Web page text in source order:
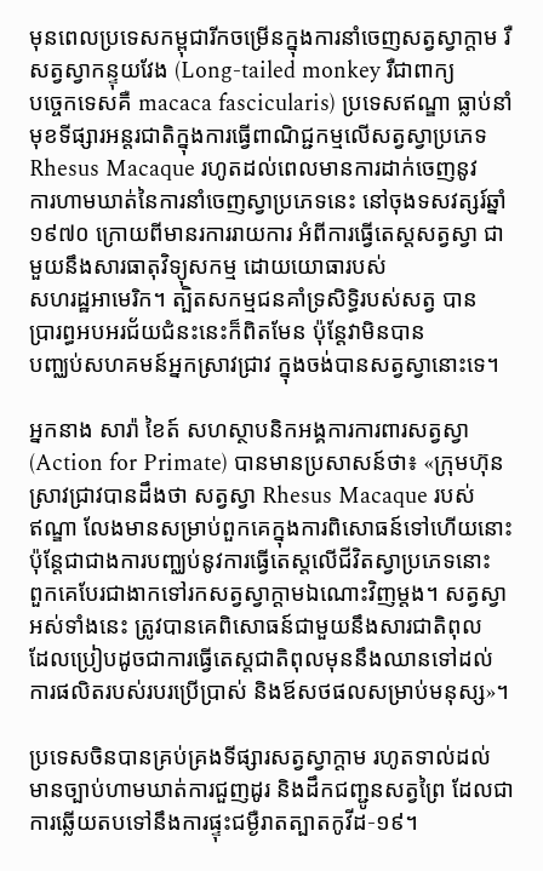
មុនពេលប្រទេសកម្ពុជារីកចម្រើនក្នុងការនាំចេញសត្វស្វាក្តាម រឺ
សត្វស្វាកន្ទុយវែង (Long-tailed monkey រឺជាពាក្យ
បច្ចេកទេសគឺ macaca fascicularis) ប្រទេសឥណ្ឌា ធ្លាប់នាំ
មុខទីផ្សារអន្តរជាតិក្នុងការធ្វើពាណិជ្ជកម្មលើសត្វស្វាប្រភេទ
Rhesus Macaque រហូតដល់ពេលមានការដាក់ចេញនូវ
ការហាមឃាត់នៃការនាំចេញស្វាប្រភេទនេះ នៅចុងទសវត្សរ៍ឆ្នាំ
១៩៧០ ក្រោយពីមានរការរាយការ អំពីការធ្វើតេស្តសត្វស្វា ជា
មួយនឹងសារធាតុវិទ្យុសកម្ម ដោយយោធារបស់
សហរដ្ឋអាមេរិក។ ត្បិតសកម្មជនគាំទ្រសិទ្ធិរបស់សត្វ បាន
ប្រារព្ធអបអរជ័យជំនះនេះក៏ពិតមែន ប៉ុន្តែវាមិនបាន
បញ្ឈប់សហគមន៍អ្នកស្រាវជ្រាវ ក្នុងចង់បានសត្វស្វានោះទេ។
អ្នកនាង សារ៉ា ខៃត៍ សហស្ថាបនិកអង្គការការពារសត្វស្វា
(Action for Primate) បានមានប្រសាសន៍ថា៖ «ក្រុមហ៊ុន
ស្រាវជ្រាវបានដឹងថា សត្វស្វា Rhesus Macaque របស់
ឥណ្ឌា លែងមានសម្រាប់ពួកគេក្នុងការពិសោធន៍ទៅហើយនោះ
ប៉ុន្តែជាជាងការបញ្ឈប់នូវការធ្វើតេស្តលើជីវិតស្វាប្រភេទនោះ
ពួកគេបែរជាងាកទៅរកសត្វស្វាក្តាមឯណោះវិញម្តង។ សត្វស្វា
អស់ទាំងនេះ ត្រូវបានគេពិសោធន៍ជាមួយនឹងសារជាតិពុល
ដែលប្រៀបដូចជាការធ្វើតេស្តជាតិពុលមុននឹងឈានទៅដល់
ការផលិតរបស់របរប្រើប្រាស់ និងឪសថផលសម្រាប់មនុស្ស»។
ប្រទេសចិនបានគ្រប់គ្រងទីផ្សារសត្វស្វាក្តាម រហូតទាល់ដល់
មានច្បាប់ហាមឃាត់ការជួញដូរ និងដឹកជញ្ជូនសត្វព្រៃ ដែលជា
ការឆ្លើយតបទៅនឹងការផ្ទុះជម្ងឺរាតត្បាតកូវីដ-១៩។